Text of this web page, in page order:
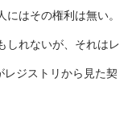
はその権利は無い。
しれないが、それはレ
ジストリから見た契